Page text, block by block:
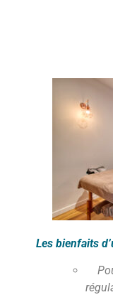
Les bienfaits